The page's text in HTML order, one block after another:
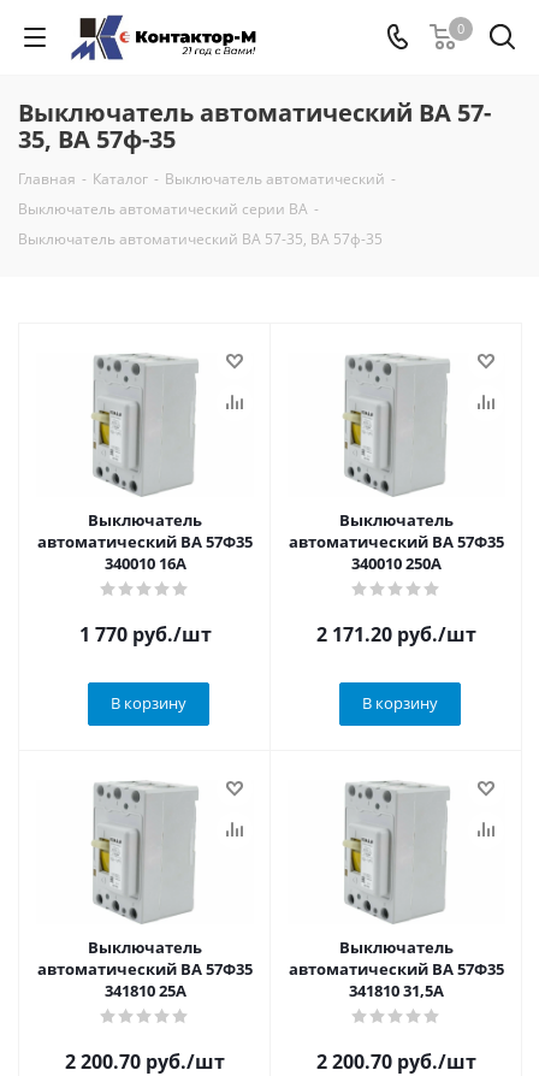
0
Выключатель автоматический ВА 57-
35, ВА 57ф-35
Главная - Каталог - Выключатель автоматический -
Выключатель автоматический серии ВА -
Выключатель автоматический ВА 57-35, ВА 57ф-35
Выключатель
автоматический ВА 57Ф35
340010 16А
1 770руб./шт
В корзину
Выключатель
автоматический ВА 57Ф35
340010 250А
2 171.20 руб./шт
В корзину
Выключатель
автоматический ВА 57Ф35
341810 25А
2 200.70 руб./шт
Выключатель
автоматический ВА 57Ф35
341810 31,5А
2 200.70 руб./шт